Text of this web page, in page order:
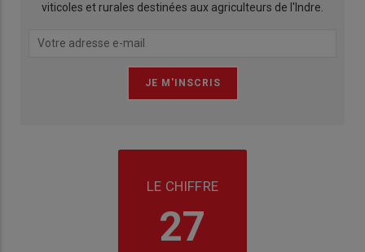
viticoles et rurales destinées aux agriculteurs de l'Indre.
LE CHIFFRE
27